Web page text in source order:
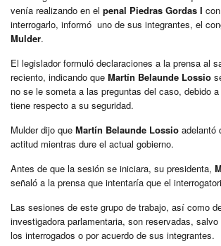
venía realizando en el penal Piedras Gordas I
interrogarlo, informó uno de sus integrantes, el
Mulder.
El legislador formuló declaraciones a la prensa al
reciento, indicando que Martín Belaunde Lossio
no se le someta a las preguntas del caso, debido
tiene respecto a su seguridad.
Mulder dijo que Martín Belaunde Lossio adelantó
actitud mientras dure el actual gobierno.
Antes de que la sesión se iniciara, su presidenta,
señaló a la prensa que intentaría que el
Las sesiones de este grupo de trabajo, así como
investigadora parlamentaria, son reservadas,
los interrogados o por acuerdo de sus integrantes.